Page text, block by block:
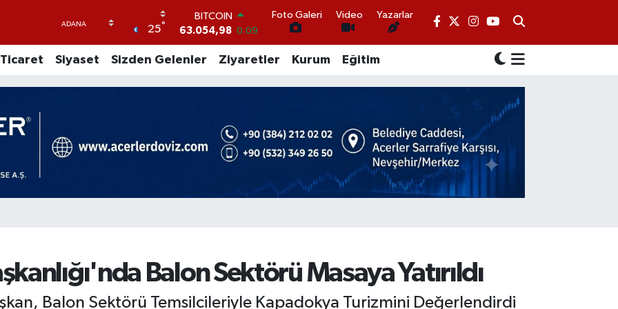
25°
DOLAR
47,5574
0.18
EURO
54,8602 0.06
64,2310 0.41
BİST100
13.458 124
BITCOIN
Foto Galeri Video Yazarlar
Ticaret Siyaset Sizden Gelenler Ziyaretler Kurum Eğitim
Balon Sektörü Masaya Yatırıldı
Balon Sektörü Temsilcileriyle Kapadokya Turizmini Değerlendirdi